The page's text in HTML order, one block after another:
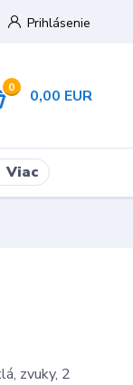
Prihlásenie
0 0,00 EUR
Viac
zvuky, 2